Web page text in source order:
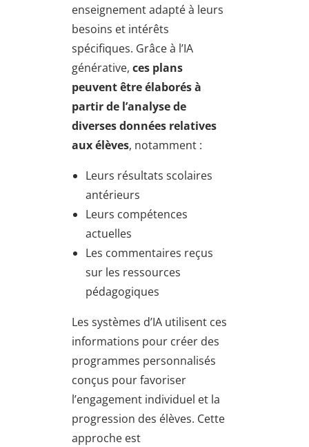
enseignement adapté à leurs
besoins et intérêts
spécifiques. Grâce à l’IA
générative, ces plans
peuvent être élaborés à
partir de l’analyse de
diverses données relatives
aux élèves, notamment :
Leurs résultats scolaires
antérieurs
Leurs compétences
actuelles
Les commentaires reçus
sur les ressources
pédagogiques
Les systèmes d’IA utilisent ces
informations pour créer des
programmes personnalisés
conçus pour favoriser
l’engagement individuel et la
progression des élèves. Cette
approche est